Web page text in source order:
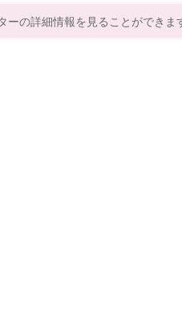
ーの詳細情報を見ることができま